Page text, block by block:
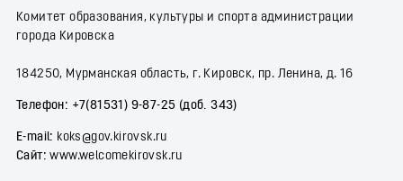
Комитет образования, культуры и спорта администрации
города Кировска
184250, Мурманская область, г. Кировск, пр. Ленина, д. 16
Телефон: +7(81531) 9-87-25 (доб. 343)
Е-mail: koks@gov.kirovsk.ru
Сайт: www.welcomekirovsk.ru